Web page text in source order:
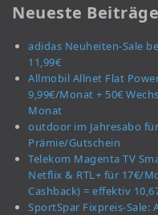
Neueste Beiträge
adidas Neuheiten-Sale
11,99€
Allmobil Allnet Flat
9,99€/Monat + 50€
Monat
outdoor im Jahresabo
Prämie/Gutschein
Telekom Magenta TV
Netflix & RTL+ für 17€/
Cashback) = effektiv
SportSpar Fixpreis-Sale: